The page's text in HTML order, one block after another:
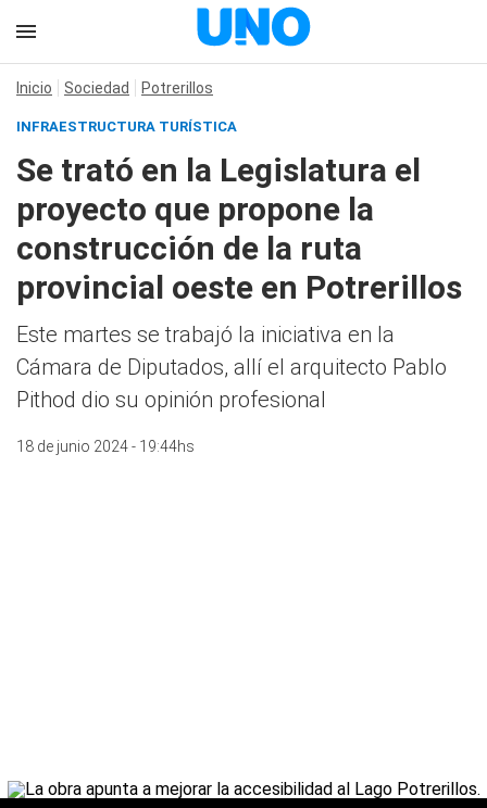
Inicio Sociedad Potrerillos
INFRAESTRUCTURA TURÍSTICA
Se trató en la Legislatura el
proyecto que propone la
construcción de la ruta
provincial oeste en Potrerillos
Este martes se trabajó la iniciativa en la
Cámara de Diputados, allí el arquitecto Pablo
Pithod dio su opinión profesional
18 de junio 2024 - 19:44hs